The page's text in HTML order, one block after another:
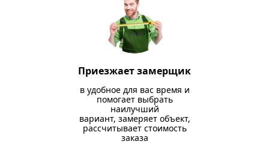
Приезжает замерщик
в удобное для вас время и
помогает выбрать
наилучший
вариант, замеряет объект,
рассчитывает стоимость
заказа